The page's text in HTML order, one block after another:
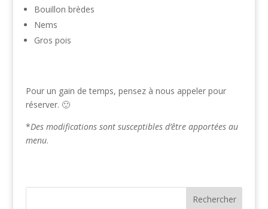
Bouillon brèdes
Nems
Gros pois
Pour un gain de temps, pensez à nous appeler pour
réserver. 🙂
*Des modifications sont susceptibles d’être apportées au
menu.